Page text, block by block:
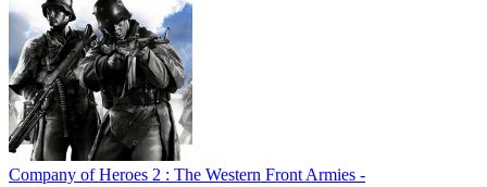
Company of Heroes 2 : The Western Front Armies -